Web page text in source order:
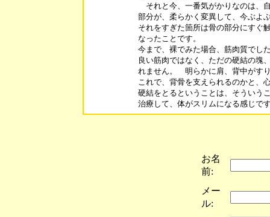
それと今、一番気がかりなのは、
部分が、柔らかく変異して、今ぶよ
それをすぎた箇所は骨の部分にすぐ
なったことです。
今まで、裸でみた場合、筋肉質でし
良い筋肉ではなく、ただの硬結の塊
れません。　明らかに肩、背中がす
これで、背骨を支えられるのかと、
硬結をとるということは、そういう
治療して、体がスリムになる感じで
お名
前:
メー
ル: